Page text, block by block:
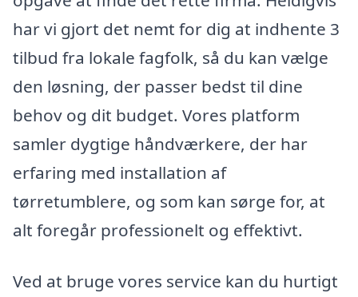
har vi gjort det nemt for dig at indhente 3
tilbud fra lokale fagfolk, så du kan vælge
den løsning, der passer bedst til dine
behov og dit budget. Vores platform
samler dygtige håndværkere, der har
erfaring med installation af
tørretumblere, og som kan sørge for, at
alt foregår professionelt og effektivt.
Ved at bruge vores service kan du hurtigt